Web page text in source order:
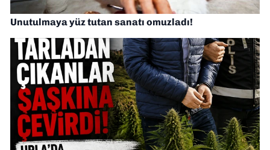
Unutulmaya yüz tutan sanatı omuzladı!